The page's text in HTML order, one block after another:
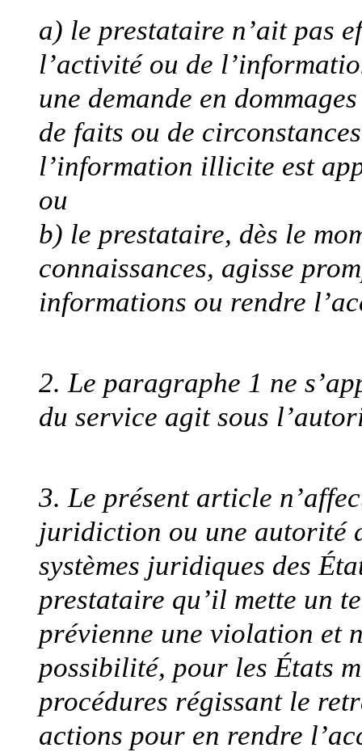
a) le prestataire n’ait pas
l’activité ou de
une demande en
de faits ou de
l’information illicite est
ou
b) le prestataire, dès le
connaissances, agisse
informations ou rendre
2. Le paragraphe 1 ne
du service agit sous
3. Le présent article
juridiction ou une autorité
systèmes juridiques des
prestataire qu’il mette un
prévienne une violation et
possibilité, pour les États
procédures régissant le
actions pour en rendre